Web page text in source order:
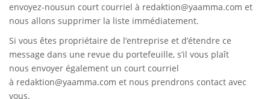
envoyez-nousun court courriel à redaktion@yaamma.com et
nous allons supprimer la liste immédiatement.
Si vous êtes propriétaire de l’entreprise et d’étendre ce
message dans une revue du portefeuille, s’il vous plaît
nous envoyer également un court courriel
à redaktion@yaamma.com et nous prendrons contact avec
vous.